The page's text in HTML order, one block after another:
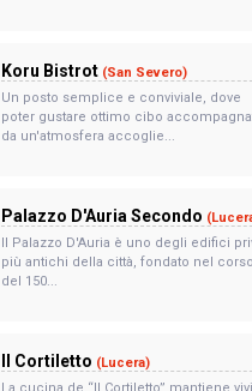
Koru Bistrot (San Severo)
Un posto semplice e conviviale, dove
poter gustare ottimo cibo
da un'atmosfera accoglie...
Palazzo D'Auria Secondo
Il Palazzo D'Auria è uno degli edifici
più antichi della città, fondato nel corso
del 150...
Il Cortiletto (Lucera)
La cucina de “Il Cortiletto” mantiene